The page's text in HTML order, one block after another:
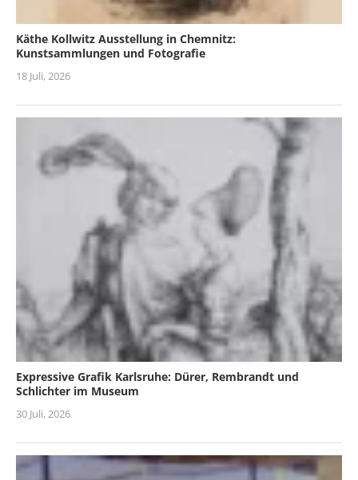
Käthe Kollwitz Ausstellung in Chemnitz:
Kunstsammlungen und Fotografie
18 Juli, 2026
Expressive Grafik Karlsruhe: Dürer, Rembrandt und
Schlichter im Museum
30 Juli, 2026